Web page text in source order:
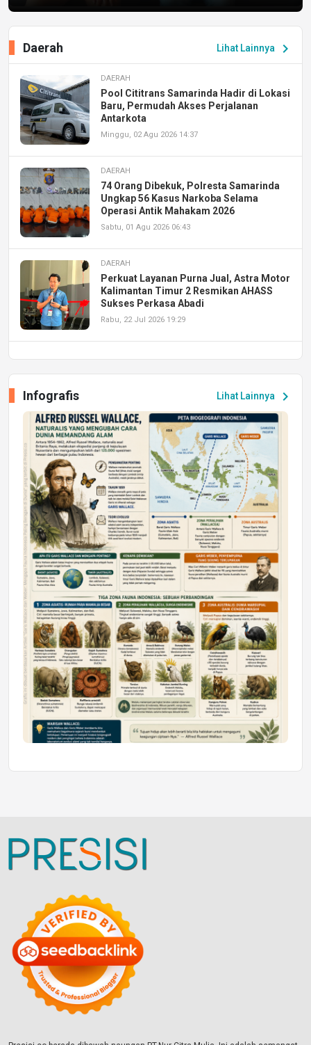
Lihat Lainnya chevron_right
Daerah
DAERAH
Pool Cititrans Samarinda Hadir di Lokasi
Baru, Permudah Akses Perjalanan
Antarkota
Minggu, 02 Agu 2026 14:37
DAERAH
74 Orang Dibekuk, Polresta Samarinda
Ungkap 56 Kasus Narkoba Selama
Operasi Antik Mahakam 2026
Sabtu, 01 Agu 2026 06:43
DAERAH
Perkuat Layanan Purna Jual, Astra Motor
Kalimantan Timur 2 Resmikan AHASS
Sukses Perkasa Abadi
Rabu, 22 Jul 2026 19:29
Peluang Kerja dan Magang
Jumat, 17 Jul 2026 22:30
DAERAH
Astra Motor Kalimantan Timur 2 Dukung
Mahasiswa Samarinda dalam Astra
Honda SDGs Future Leaders 2026
Jumat, 10 Jul 2026 19:01
Lihat Lainnya chevron_right
Infografis